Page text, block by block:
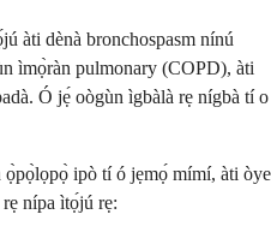
àti dènà bronchospasm nínú
ìmọ̀ràn pulmonary (COPD), àti
Ó jẹ́ oògùn ìgbàlà rẹ nígbà tí o
ipò tí ó jẹmọ́ mímí, àti òye
nípa ìtọ́jú rẹ: